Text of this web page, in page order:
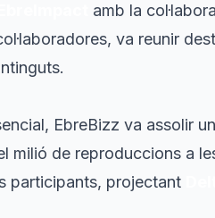
amb la
va reunir
EbreBizz va assolir
milió de reproduccions a
participants, projectant